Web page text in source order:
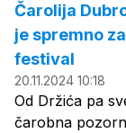
Čarolija
je spremno
festival
20.11.2024 10:18
Od Držića pa
čarobna